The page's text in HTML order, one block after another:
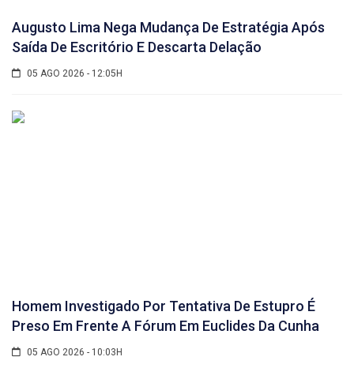
Augusto Lima Nega Mudança De Estratégia Após
Saída De Escritório E Descarta Delação
05 AGO 2026 - 12:05H
Homem Investigado Por Tentativa De Estupro É
Preso Em Frente A Fórum Em Euclides Da Cunha
05 AGO 2026 - 10:03H